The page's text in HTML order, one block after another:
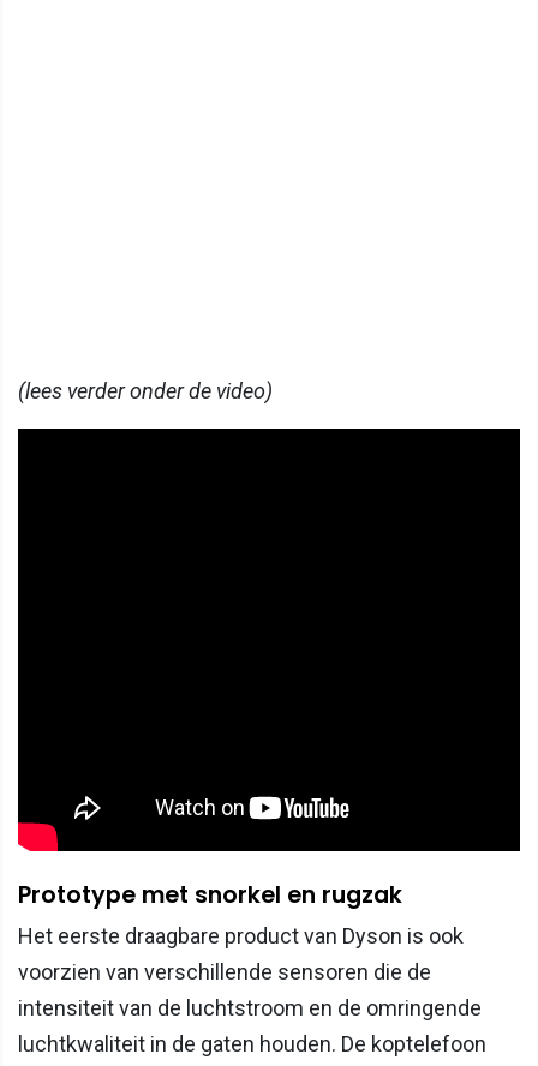
(lees verder onder de video)
Prototype met snorkel en rugzak
Het eerste draagbare product van Dyson is ook
voorzien van verschillende sensoren die de
intensiteit van de luchtstroom en de omringende
luchtkwaliteit in de gaten houden. De koptelefoon